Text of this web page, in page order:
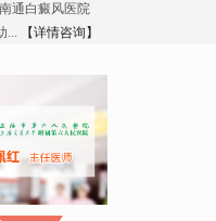
通白癜风医院
... 【详情咨询】